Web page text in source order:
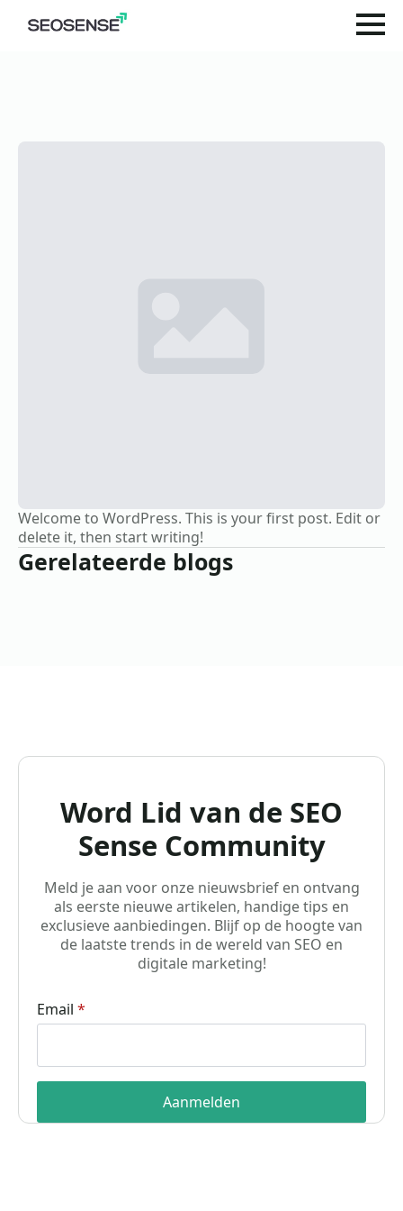
Welcome to WordPress. This is your first post. Edit or
delete it, then start writing!
Gerelateerde blogs
Word Lid van de SEO
Sense Community
Meld je aan voor onze nieuwsbrief en ontvang
als eerste nieuwe artikelen, handige tips en
exclusieve aanbiedingen. Blijf op de hoogte van
de laatste trends in de wereld van SEO en
digitale marketing!
Email *
Aanmelden